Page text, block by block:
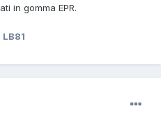
in gomma EPR.
LB81